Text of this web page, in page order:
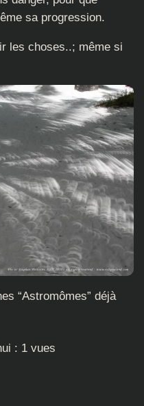
sa progression.
les choses..; même si
“Astromômes” déjà
: 1 vues